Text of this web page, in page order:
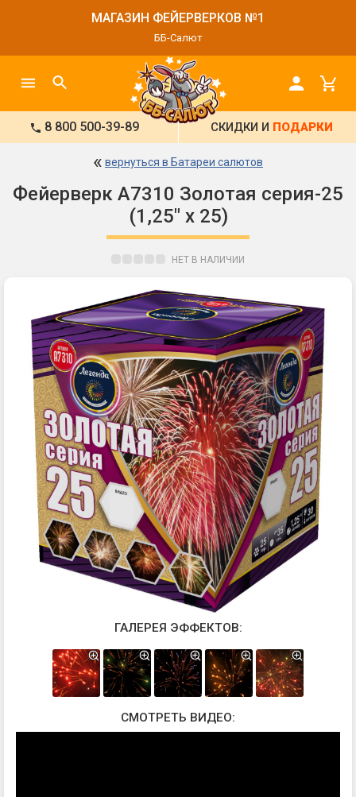
МАГАЗИН ФЕЙЕРВЕРКОВ №1
ББ-Салют
8 800 500-39-89 СКИДКИ И ПОДАРКИ
« вернуться в Батареи салютов
Фейерверк А7310 Золотая серия-25
(1,25" х 25)
НЕТ В НАЛИЧИИ
ГАЛЕРЕЯ ЭФФЕКТОВ:
СМОТРЕТЬ ВИДЕО: